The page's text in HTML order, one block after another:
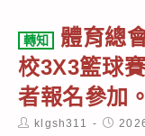
轉知
體育總
校3X3籃球
者報名參加。
Postklgsh311
Post